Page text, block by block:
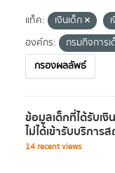
แท็ค: เงินเด็ก
องค์กร:
กรมกิจการเ
กรองผลลัพธ์
ข้อมูลเด็กที่ได้รับเ
ไม่ได้เข้ารับบริกา
14 recent views